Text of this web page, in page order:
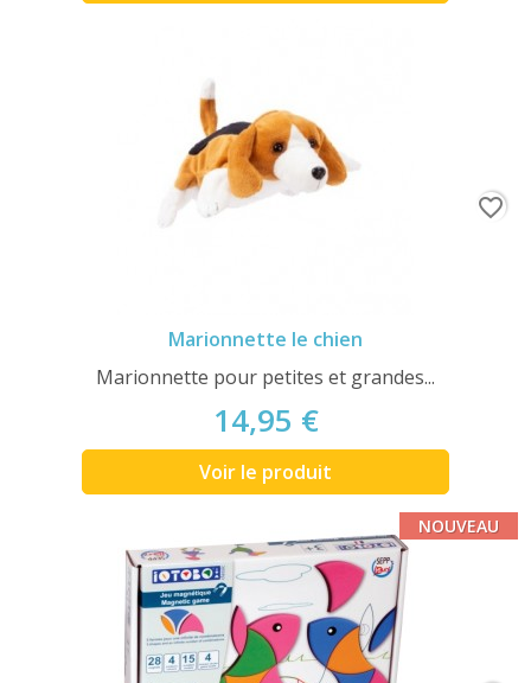
Marionnette le chien
Marionnette pour petites et grandes...
14,95 €
Voir le produit
favorite_border
NOUVEAU